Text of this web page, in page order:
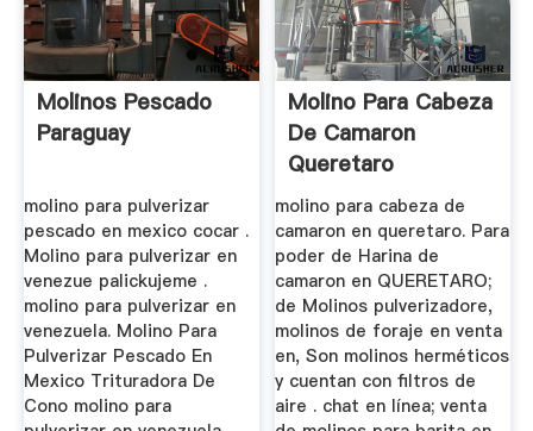
Molinos Pescado
Paraguay
molino para pulverizar
pescado en mexico cocar .
Molino para pulverizar en
venezue palickujeme .
molino para pulverizar en
venezuela. Molino Para
Pulverizar Pescado En
Mexico Trituradora De
Cono molino para
Molino Para Cabeza
De Camaron
Queretaro
molino para cabeza de
camaron en queretaro. Para
poder de Harina de
camaron en QUERETARO;
de Molinos pulverizadore,
molinos de foraje en venta
en, Son molinos herméticos
y cuentan con filtros de
aire . chat en línea; venta